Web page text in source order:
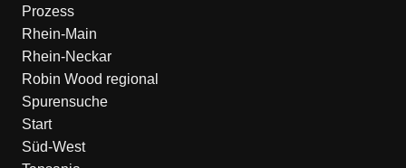
Prozess
Rhein-Main
Rhein-Neckar
Robin Wood regional
Spurensuche
Start
Süd-West